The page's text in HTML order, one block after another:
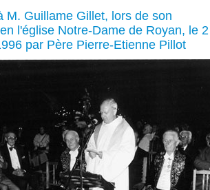
M. Guillame Gillet, lors de son
l'église Notre-Dame de Royan, le 2
par Père Pierre-Etienne Pillot